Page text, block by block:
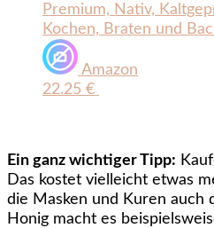
Premium, Nativ,
Kochen, Braten und
Amazon
22.25 €
Ein ganz wichtiger Tipp:
Das kostet vielleicht etwas
die Masken und Kuren auch
Honig macht es